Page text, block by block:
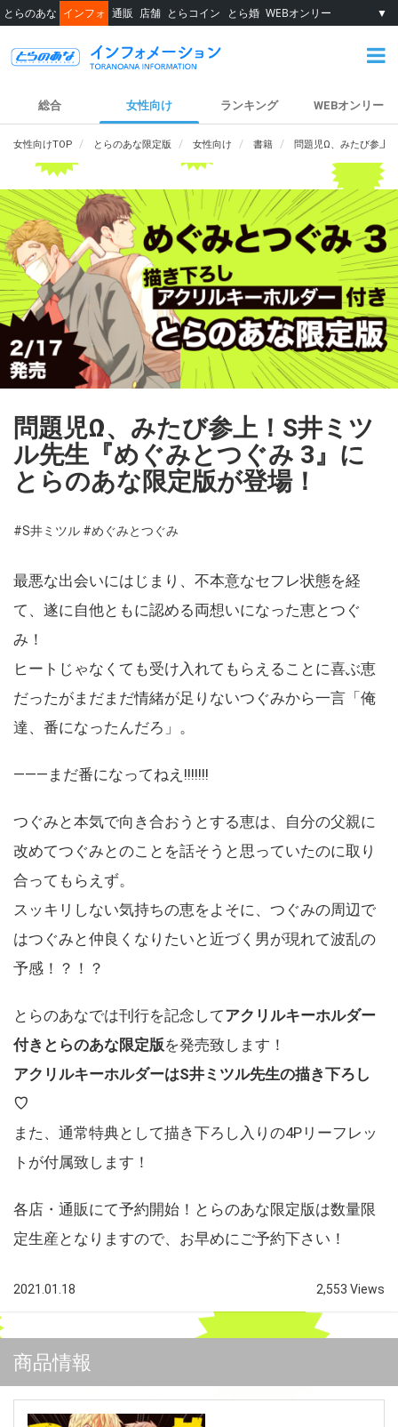
とらのあな インフォ 通販 店舗 とらコイン とら婚 WEBオンリー ▼
総合 女性向け ランキング WEBオンリー
女性向けTOP とらのあな限定版 女性向け 書籍 問題児Ω、みたび参上
問題児Ω、みたび参上！S井ミツ
ル先生『めぐみとつぐみ 3』に
とらのあな限定版が登場！
#S井ミツル #めぐみとつぐみ
最悪な出会いにはじまり、不本意なセフレ状態を経
て、遂に自他ともに認める両想いになった恵とつぐ
み！
ヒートじゃなくても受け入れてもらえることに喜ぶ恵
だったがまだまだ情緒が足りないつぐみから一言「俺
達、番になったんだろ」。
―――まだ番になってねえ!!!!!!!
つぐみと本気で向き合おうとする恵は、自分の父親に
改めてつぐみとのことを話そうと思っていたのに取り
合ってもらえず。
スッキリしない気持ちの恵をよそに、つぐみの周辺で
はつぐみと仲良くなりたいと近づく男が現れて波乱の
予感！？！？
とらのあなでは刊行を記念してアクリルキーホルダー
付きとらのあな限定版を発売致します！
アクリルキーホルダーはS井ミツル先生の描き下ろし
♡
また、通常特典として描き下ろし入りの4Pリーフレッ
トが付属致します！
各店・通販にて予約開始！とらのあな限定版は数量限
定生産となりますので、お早めにご予約下さい！
2021.01.18 2,553 Views
商品情報